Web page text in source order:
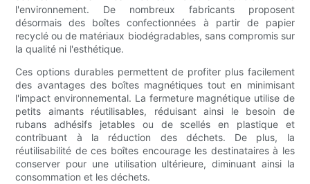
l'environnement. De nombreux fabricants proposent
désormais des boîtes confectionnées à partir de papier
recyclé ou de matériaux biodégradables, sans compromis sur
la qualité ni l'esthétique.
Ces options durables permettent de profiter plus facilement
des avantages des boîtes magnétiques tout en minimisant
l'impact environnemental. La fermeture magnétique utilise de
petits aimants réutilisables, réduisant ainsi le besoin de
rubans adhésifs jetables ou de scellés en plastique et
contribuant à la réduction des déchets. De plus, la
réutilisabilité de ces boîtes encourage les destinataires à les
conserver pour une utilisation ultérieure, diminuant ainsi la
consommation et les déchets.